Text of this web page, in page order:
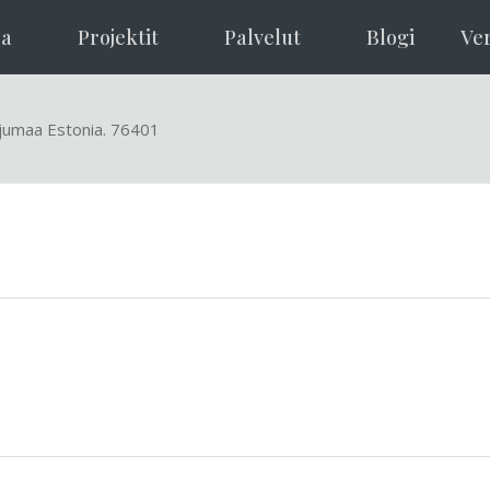
Projektit Palvelut Blogi
Estonia. 76401